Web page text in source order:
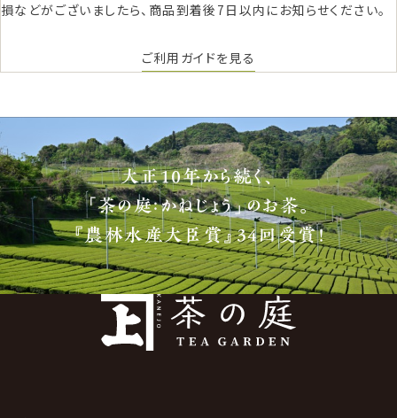
損などがございましたら、商品到着後7日以内にお知らせください。
ご利用ガイドを見る
大正10年から続く、
「茶の庭：かねじょう」のお茶。
『農林水産大臣賞』34回受賞！